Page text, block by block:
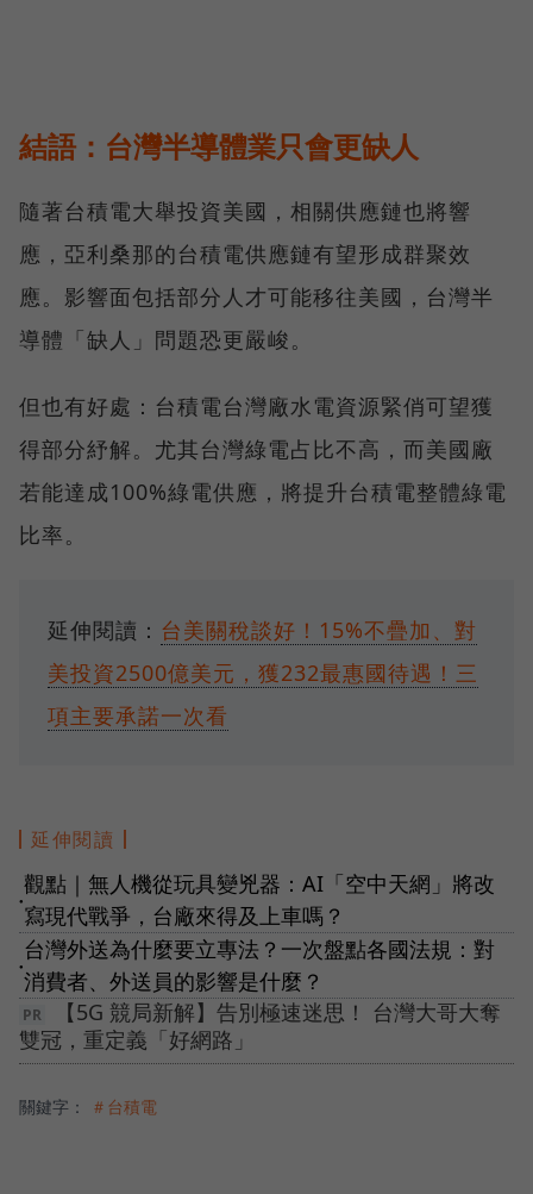
結語：台灣半導體業只會更缺人
隨著台積電大舉投資美國，相關供應鏈也將響
應，亞利桑那的台積電供應鏈有望形成群聚效
應。影響面包括部分人才可能移往美國，台灣半
導體「缺人」問題恐更嚴峻。
但也有好處：台積電台灣廠水電資源緊俏可望獲
得部分紓解。尤其台灣綠電占比不高，而美國廠
若能達成100%綠電供應，將提升台積電整體綠電
比率。
延伸閱讀： 台美關稅談好！15%不疊加、對
美投資2500億美元，獲232最惠國待遇！三
項主要承諾一次看
延伸閱讀
●
觀點｜無人機從玩具變兇器：AI「空中天網」將改
寫現代戰爭，台廠來得及上車嗎？
●
台灣外送為什麼要立專法？一次盤點各國法規：對
消費者、外送員的影響是什麼？
【5G 競局新解】告別極速迷思！ 台灣大哥大奪
雙冠，重定義「好網路」
關鍵字： ＃台積電